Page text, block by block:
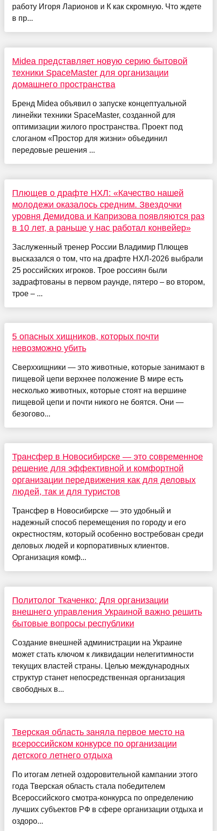
работу Игоря Ларионов и К как скромную. Что ждете
в пр...
Midea представляет новую серию бытовой
техники SpaceMaster для организации
домашнего пространства
Бренд Midea объявил о запуске концептуальной
линейки техники SpaceMaster, созданной для
оптимизации жилого пространства. Проект под
слоганом «Простор для жизни» объединил
передовые решения ...
Плющев о драфте НХЛ: «Качество нашей
молодежи оказалось средним. Звездочки
уровня Демидова и Капризова появляются раз
в 10 лет, а раньше у нас работал конвейер»
Заслуженный тренер России Владимир Плющев
высказался о том, что на драфте НХЛ-2026 выбрали
25 российских игроков. Трое россиян были
задрафтованы в первом раунде, пятеро – во втором,
трое – ...
5 опасных хищников, которых почти
невозможно убить
Сверххищники — это животные, которые занимают в
пищевой цепи верхнее положение В мире есть
несколько животных, которые стоят на вершине
пищевой цепи и почти никого не боятся. Они —
безогово...
Трансфер в Новосибирске — это современное
решение для эффективной и комфортной
организации передвижения как для деловых
людей, так и для туристов
Трансфер в Новосибирске — это удобный и
надежный способ перемещения по городу и его
окрестностям, который особенно востребован среди
деловых людей и корпоративных клиентов.
Организация комф...
Политолог Ткаченко: Для организации
внешнего управления Украиной важно решить
бытовые вопросы республики
Создание внешней администрации на Украине
может стать ключом к ликвидации нелегитимности
текущих властей страны. Целью международных
структур станет непосредственная организация
свободных в...
Тверская область заняла первое место на
всероссийском конкурсе по организации
детского летнего отдыха
По итогам летней оздоровительной кампании этого
года Тверская область стала победителем
Всероссийского смотра-конкурса по определению
лучших субъектов РФ в сфере организации отдыха и
оздоро...